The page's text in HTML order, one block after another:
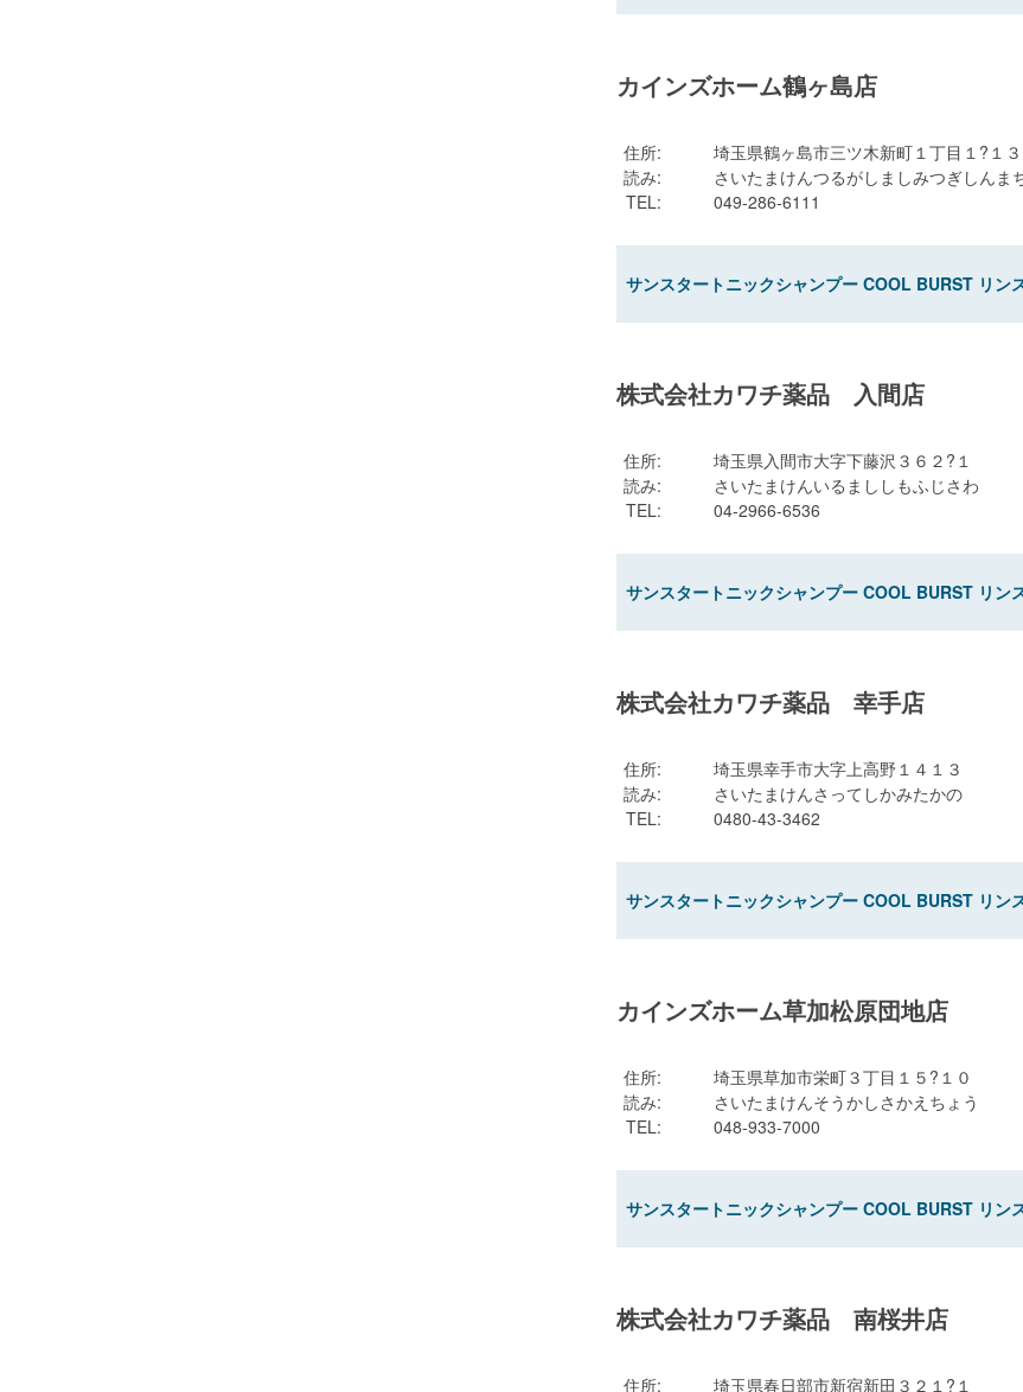
カインズホーム鶴ヶ島店
住所:
埼玉県鶴ヶ島市三ツ木新町１丁目１?１３
読み:
さいたまけんつるがしましみつぎしんま
TEL: 049-286-6111
サンスタートニックシャンプー COOL BURST リン
株式会社カワチ薬品 入間店
住所:
埼玉県入間市大字下藤沢３６２?１
読み:
さいたまけんいるまししもふじさわ
TEL: 04-2966-6536
サンスタートニックシャンプー COOL BURST リン
株式会社カワチ薬品 幸手店
住所:
埼玉県幸手市大字上高野１４１３
読み:
さいたまけんさってしかみたかの
TEL: 0480-43-3462
サンスタートニックシャンプー COOL BURST リン
カインズホーム草加松原団地店
住所:
埼玉県草加市栄町３丁目１５?１０
読み:
さいたまけんそうかしさかえちょう
TEL: 048-933-7000
サンスタートニックシャンプー COOL BURST リン
株式会社カワチ薬品 南桜井店
住所:
埼玉県春日部市新宿新田３２１?１